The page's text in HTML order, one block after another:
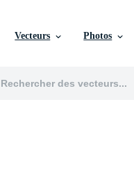
Vecteurs Photos